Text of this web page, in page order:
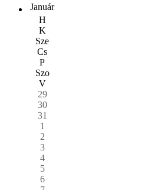
Január
H
K
Sze
Cs
P
Szo
V
29
30
31
1
2
3
4
5
6